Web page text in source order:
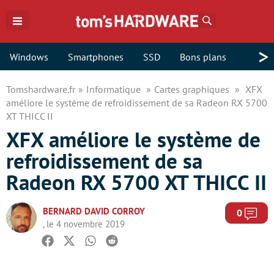
Windows Smartphones SSD Bons plans >
Tomshardware.fr Informatique Cartes graphiques
XFX
améliore le système de refroidissement de sa Radeon RX 5700
XT THICC II
XFX améliore le système de
refroidissement de sa
Radeon RX 5700 XT THICC II
BERNARD DAVID CORROY
, le 4 novembre 2019
0
Facebook
TwitterWhatsapp
Reddit